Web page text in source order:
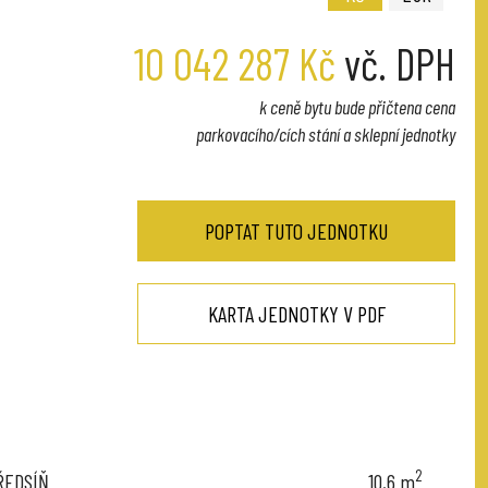
10 042 287 Kč vč. DPH
k ceně bytu bude přičtena cena
parkovacího/cích stání a sklepní jednotky
POPTAT TUTO JEDNOTKU
KARTA JEDNOTKY V PDF
10,6 m2